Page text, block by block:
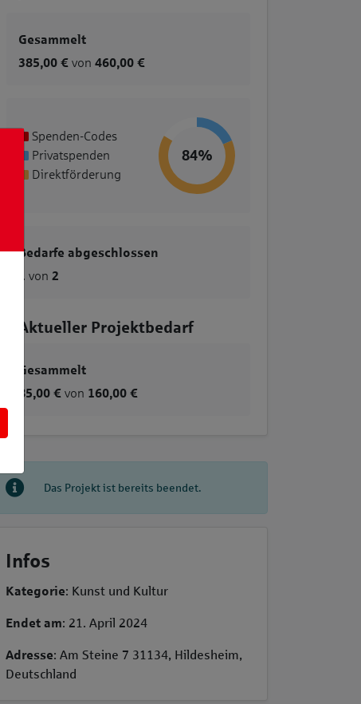
Gesammelt
385,00 € von 460,00 €
Spenden-Codes
Privatspenden
Direktförderung
84%
Bedarfe abgeschlossen
1 von 2
Aktueller Projektbedarf
Gesammelt
85,00 € von 160,00 €
Das Projekt ist bereits beendet.
Infos
Kategorie: Kunst und Kultur
Endet am: 21. April 2024
Adresse: Am Steine 7 31134, Hildesheim,
Deutschland